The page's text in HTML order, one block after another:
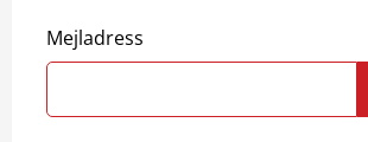
Mejladress